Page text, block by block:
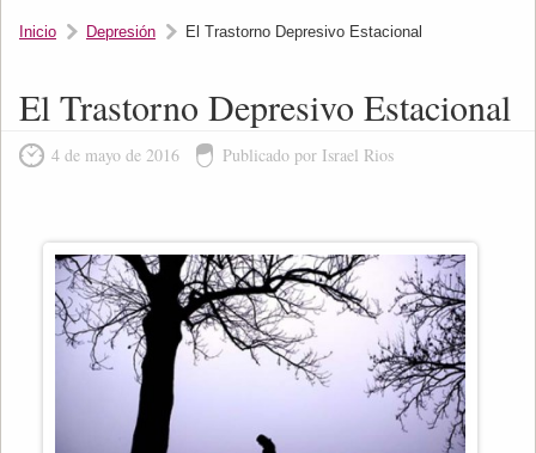
Inicio Depresión El Trastorno Depresivo Estacional
El Trastorno Depresivo Estacional
4 de mayo de 2016 Publicado por Israel Rios